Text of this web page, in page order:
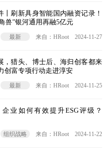
丨刷新具身智能国内融资记录！
兽”银河通用再融5亿元
最新 来自：HRoot 2024-11-27
，猎头、博士后、海归创客都来
创富专项行动走进淳安
最新 来自：HRoot 2024-11-25
业如何有效提升ESG评级？
组织战略 来自：HRoot 2024-11-22